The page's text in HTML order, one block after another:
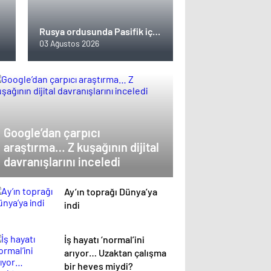
Rusya ordusunda Pasifik için
yeni bir cephe açılıyor. Çin’in
03 Ağustos 2026
Google’dan çarpıcı
araştırma… Z kuşağının dijital
davranışlarını inceledi
Ay’ın toprağı Dünya’ya
indi
İş hayatı ‘normal’ini
arıyor… Uzaktan çalışma
bir heves miydi?